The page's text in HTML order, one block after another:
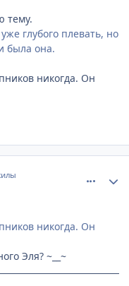
тему.
глубого плевать, но
была она.
никогда. Он
никогда. Он
Эля? ~__~